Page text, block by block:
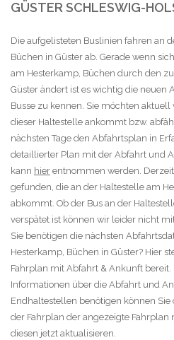
GÜSTER SCHLESWIG-
Die aufgelisteten Buslinien fahren an
Büchen in Güster ab. Gerade wenn
am Hesterkamp, Büchen durch den
Güster ändert ist es wichtig die neuen
Busse zu kennen. Sie möchten aktuell
dieser Haltestelle ankommt bzw.
nächsten Tage den Abfahrtsplan in
detaillierter Plan mit der Abfahrt und
kann hier entnommen werden.
gefunden, die an der Haltestelle am
abkommt. Ob der Bus an der
verspätet ist können wir leider nicht
Sie benötigen die nächsten
Hesterkamp, Büchen in Güster? Hier
Fahrplan mit Abfahrt & Ankunft bereit.
Informationen über die Abfahrt und
Endhaltestellen benötigen können
der Fahrplan der angezeigte Fahrplan
diesen jetzt aktualisieren.